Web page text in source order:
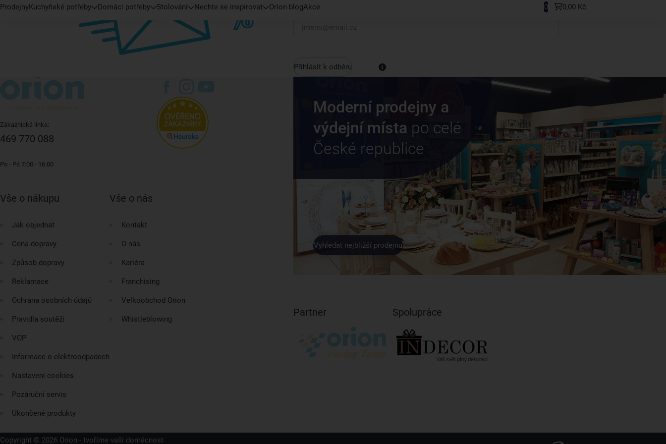
ProdejnyKuchyňské potřeby Domácí potřeby Stolování Nechte se inspirovat Orion blogAkce 0 0,00 Kč
Váš e-mail
Přihlásit k odběru
Moderní prodejny a
výdejní místa po celé
České republice
Vyhledat nejbližší prodejnu
Partner Spolupráce
Zákaznická linka:
469 770 088
Po - Pá 7:00 - 16:00
Vše o nákupu
Jak objednat
Cena dopravy
Způsob dopravy
Reklamace
Ochrana osobních údajů
Pravidla soutěží
VOP
Informace o elektroodpadech
Nastavení cookies
Pozáruční servis
Ukončené produkty
Vše o nás
Kontakt
O nás
Kariéra
Franchising
Velkoobchod Orion
Whistleblowing
Copyright © 2026 Orion - tvoříme vaši domácnost